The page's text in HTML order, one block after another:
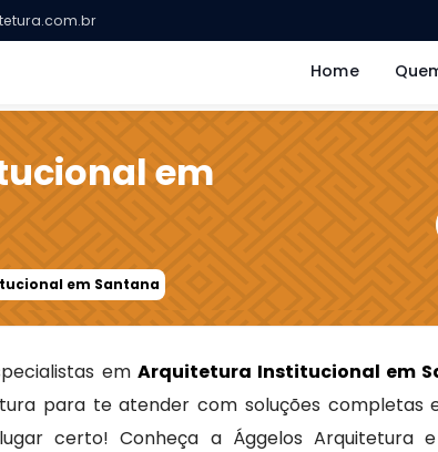
Home
em
em Santana
em Arquitetura Institucional em
para te atender com soluções completas
certo! Conheça a Ággelos Arquitetura